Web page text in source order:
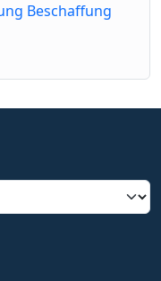
Beschaffung